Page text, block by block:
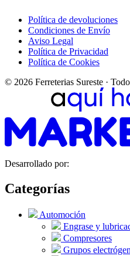
Política de devoluciones
Condiciones de Envío
Aviso Legal
Política de Privacidad
Política de Cookies
© 2026 Ferreterias Sureste ·
Desarrollado por:
Categorías
Automoción
Engrase y
Compresores
Grupos